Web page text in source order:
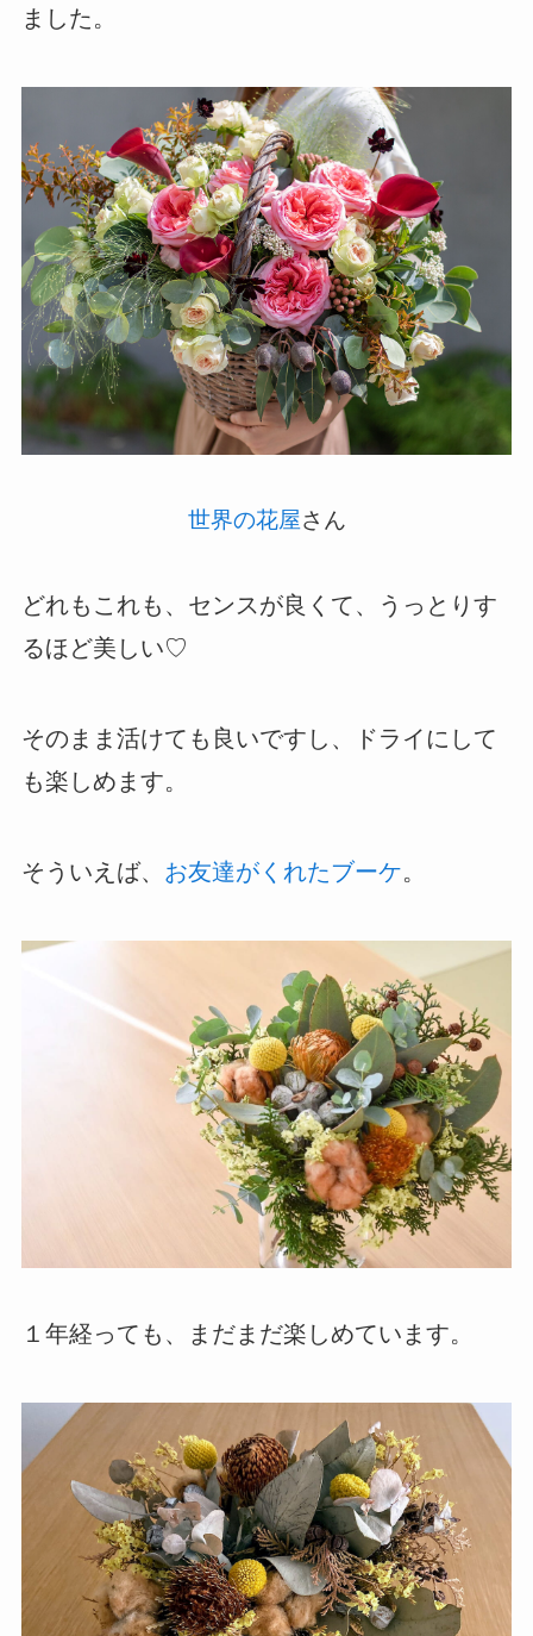
ました。
世界の花屋さん
どれもこれも、センスが良くて、うっとりす
るほど美しい♡
そのまま活けても良いですし、ドライにして
も楽しめます。
そういえば、 お友達がくれたブーケ。
１年経っても、まだまだ楽しめています。